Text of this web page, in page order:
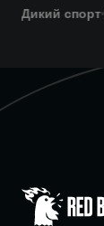
Дикий спорт